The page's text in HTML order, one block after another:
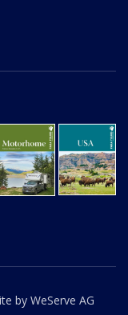
by WeServe AG